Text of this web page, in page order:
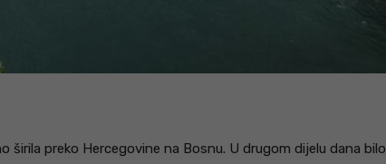
širila preko Hercegovine na Bosnu. U drugom dijelu dana bilo